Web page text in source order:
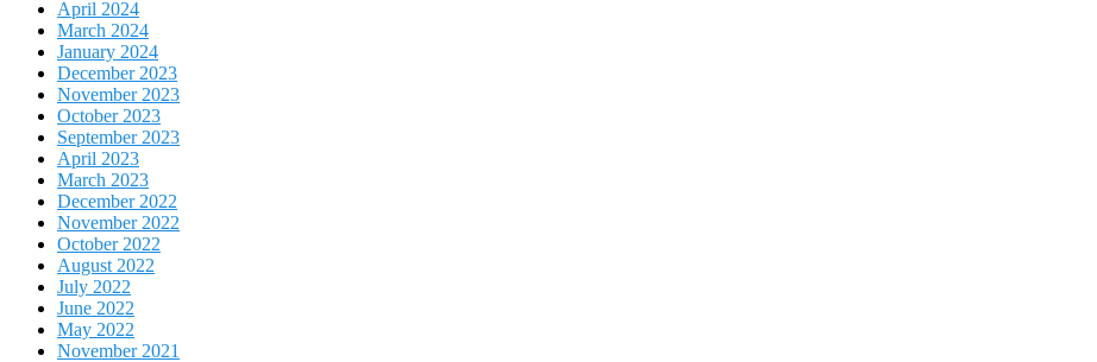
April 2024
March 2024
January 2024
December 2023
November 2023
October 2023
September 2023
April 2023
March 2023
December 2022
November 2022
October 2022
August 2022
July 2022
June 2022
May 2022
November 2021